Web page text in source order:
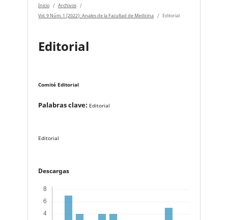
Inicio / Archivos
/
Vol. 9 Núm. 1 (2022): Anales de la Facultad de Medicina
/ Editorial
Editorial
Comité Editorial
Palabras clave: Editorial
Editorial
Descargas